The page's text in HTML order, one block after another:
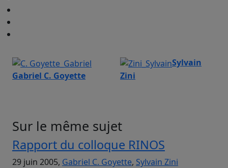
Gabriel C. Goyette
Sylvain
Zini
Sur le même sujet
Rapport du colloque RINOS
29 juin 2005, Gabriel C. Goyette, Sylvain Zini